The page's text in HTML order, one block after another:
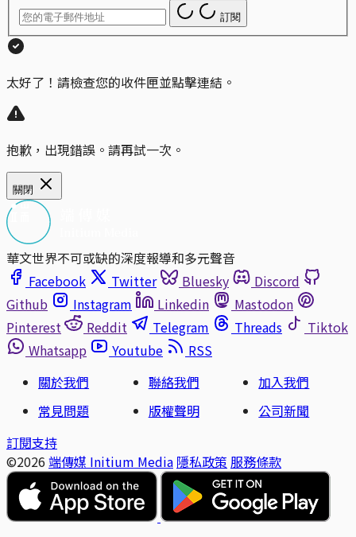
訂閱
太好了！請檢查您的收件匣並點擊連結。
抱歉，出現錯誤。請再試一次。
關閉
華文世界不可或缺的深度報導和多元聲音
Facebook
Twitter Bluesky
Discord
Github
Instagram Linkedin
Mastodon
Pinterest
Reddit Telegram Threads
Tiktok
Whatsapp
Youtube
RSS
關於我們
聯絡我們
加入我們
常見問題
版權聲明
公司新聞
訂閱支持
©2026 端傳媒 Initium Media 隱私政策 服務條款